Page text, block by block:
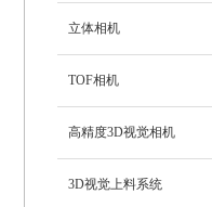
立体相机
TOF相机
高精度3D视觉相机
3D视觉上料系统